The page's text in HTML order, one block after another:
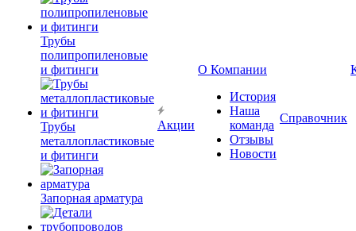
Трубы
полипропиленовые
и фитинги
Трубы
металлопластиковые
и фитинги
Запорная арматура
Акции
О Компании
История
Наша
команда
Отзывы
Новости
Справочник